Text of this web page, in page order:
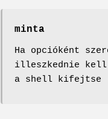
minta
Ha opcióként
illeszkednie kell
a shell kifejtse -